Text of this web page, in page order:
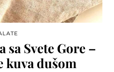
sa Svete Gore –
kuva dušom